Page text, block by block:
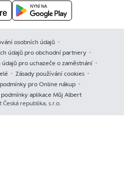
osobních údajů
údajů pro obchodní partnery
pro uchazeče o zaměstnání
Zásady používání cookies
pro Online nákup
aplikace Můj Albert
republika, s.r.o.